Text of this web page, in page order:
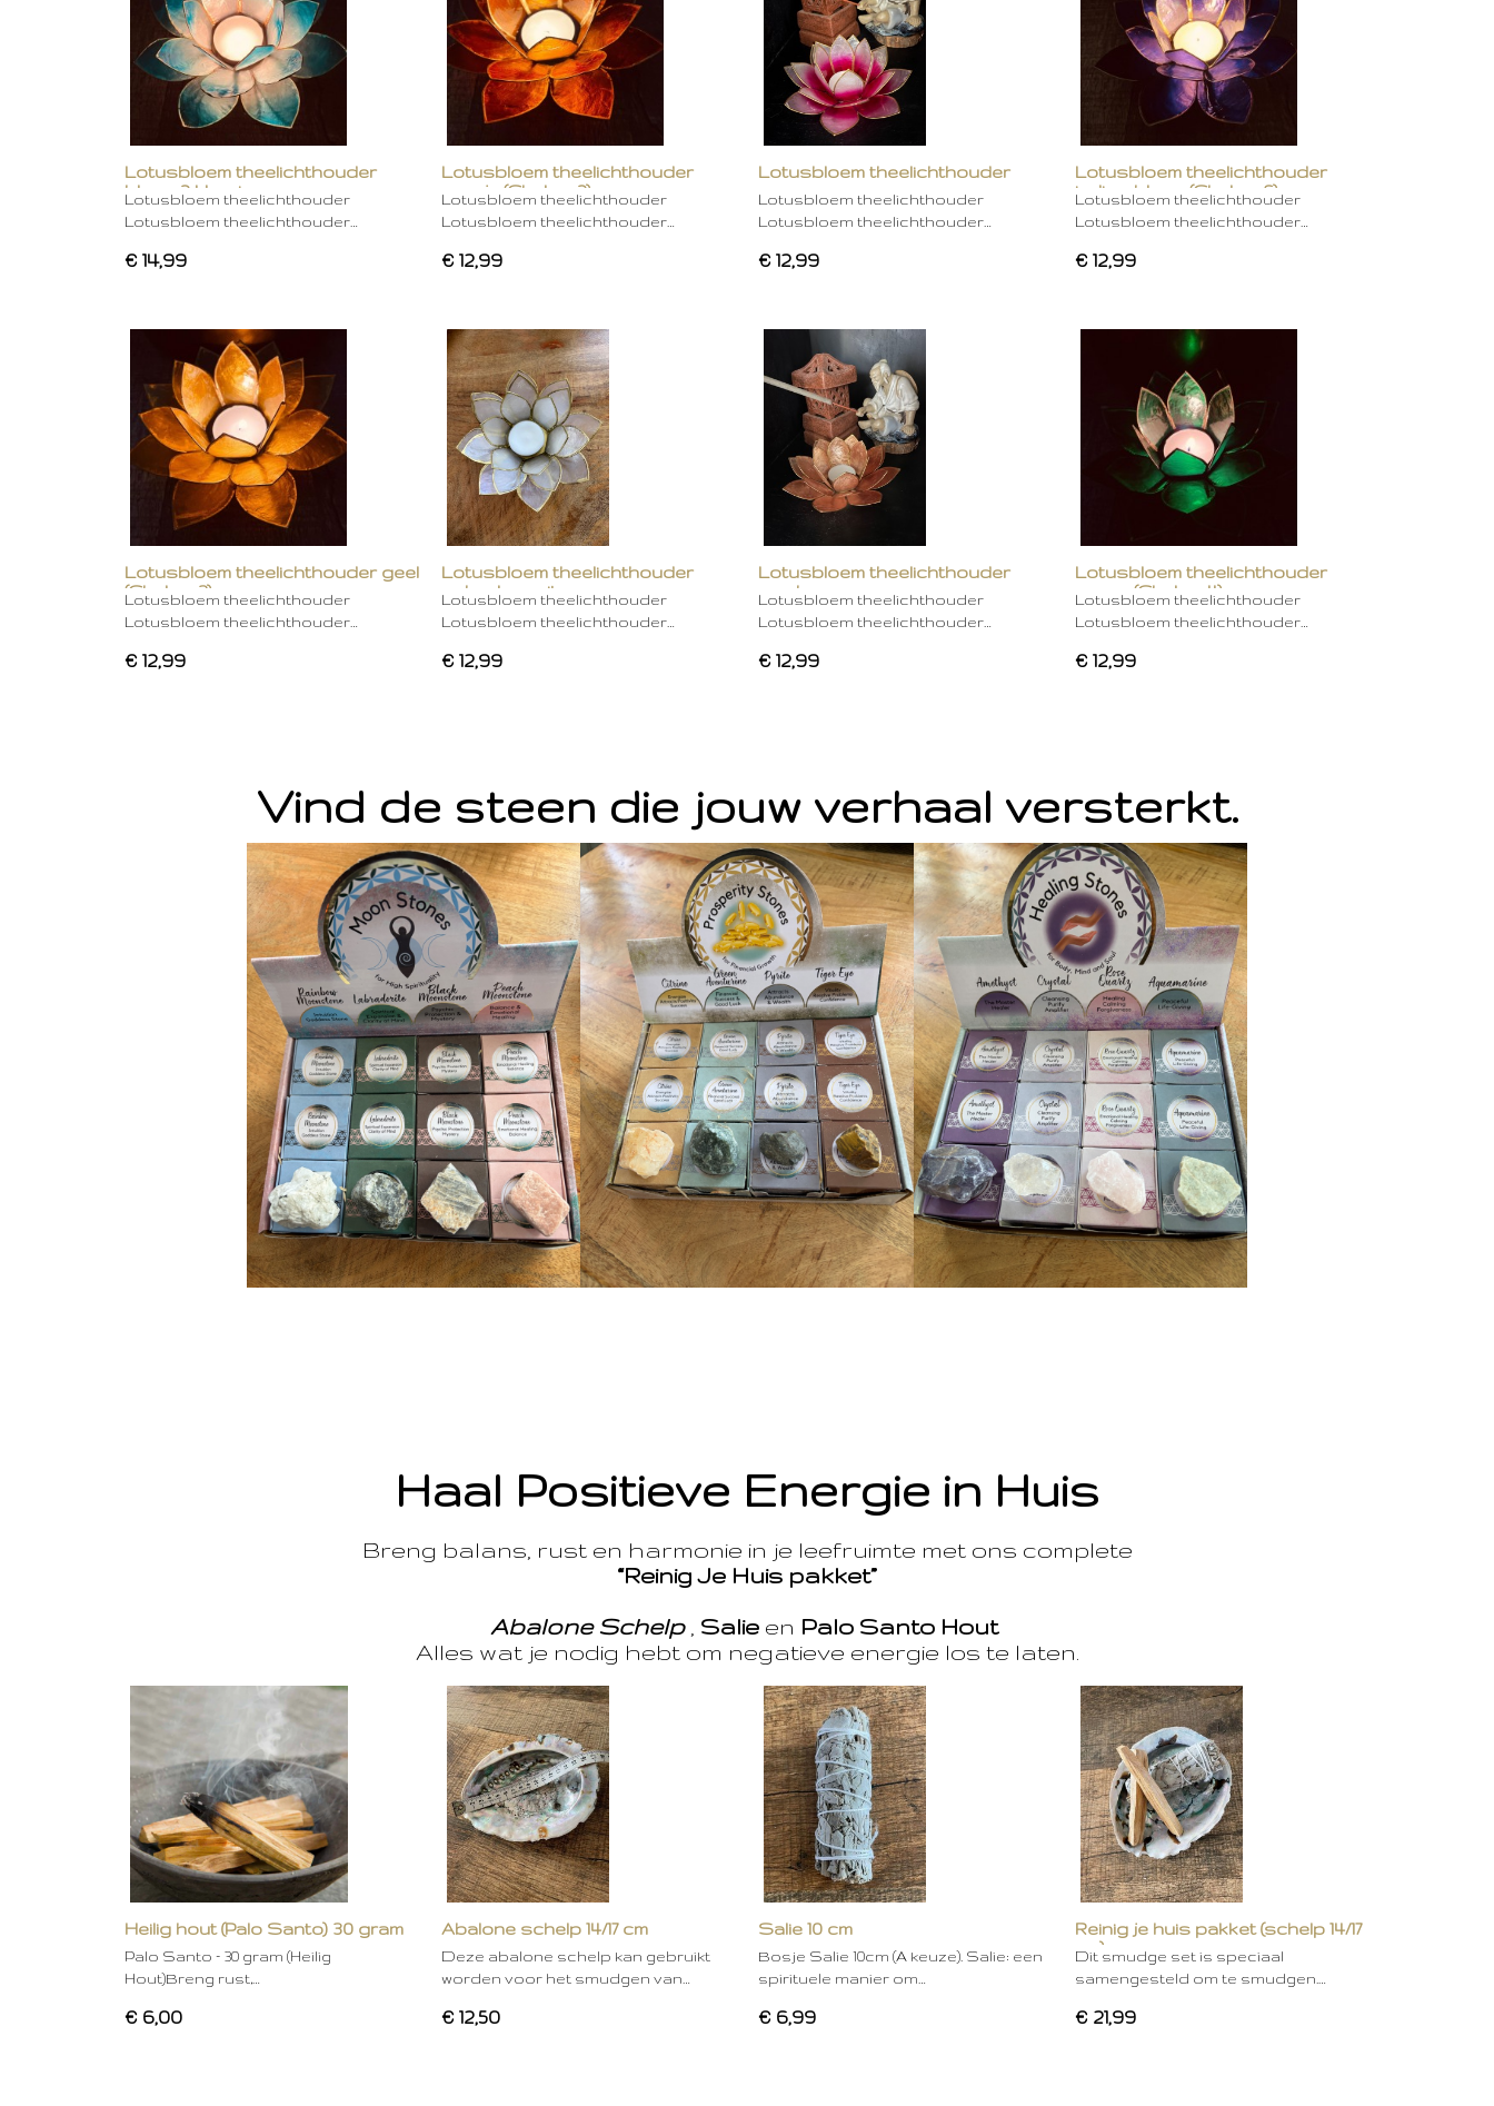
Lotusbloem theelichthouder
blauw 2 kleurig
Lotusbloem theelichthouder
Lotusbloem theelichthouder…
€ 14,99
Lotusbloem theelichthouder
oranje (Chakra 2)
Lotusbloem theelichthouder
Lotusbloem theelichthouder…
€ 12,99
Lotusbloem theelichthouder
rose
Lotusbloem theelichthouder
Lotusbloem theelichthouder…
€ 12,99
Lotusbloem theelichthouder
indigo blauw (Chakra 6)
Lotusbloem theelichthouder
Lotusbloem theelichthouder…
€ 12,99
Lotusbloem theelichthouder geel
(Chakra 3)
Lotusbloem theelichthouder
Lotusbloem theelichthouder…
€ 12,99
Lotusbloem theelichthouder
gebroken wit
Lotusbloem theelichthouder
Lotusbloem theelichthouder…
€ 12,99
Lotusbloem theelichthouder
mocha
Lotusbloem theelichthouder
Lotusbloem theelichthouder…
€ 12,99
Lotusbloem theelichthouder
groen (Chakra 4)
Lotusbloem theelichthouder
Lotusbloem theelichthouder…
€ 12,99
Vind de steen die jouw verhaal versterkt.
Haal Positieve Energie in Huis
Breng balans, rust en harmonie in je leefruimte met ons complete
“Reinig Je Huis pakket”
Abalone Schelp, Salie en Palo Santo Hout
Alles wat je nodig hebt om negatieve energie los te laten.
Heilig hout (Palo Santo) 30 gram
Palo Santo – 30 gram (Heilig
Hout)Breng rust,…
€ 6,00
Abalone schelp 14/17 cm
Deze abalone schelp kan gebruikt
worden voor het smudgen van…
€ 12,50
Salie 10 cm
Bosje Salie 10cm (A keuze). Salie: een
spirituele manier om…
€ 6,99
Reinig je huis pakket (schelp 14/17
cm)
Dit smudge set is speciaal
samengesteld om te smudgen.…
€ 21,99